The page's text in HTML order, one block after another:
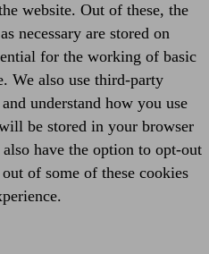
website. Out of these, the
necessary are stored on
for the working of basic
We also use third-party
understand how you use
be stored in your browser
have the option to opt-out
of some of these cookies